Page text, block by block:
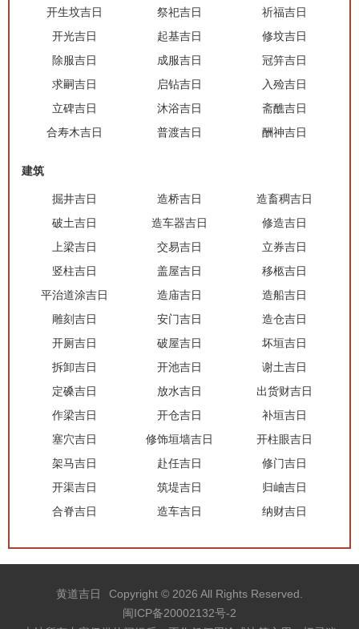
开生坟吉日
祭祀吉日
祈福吉日
开光吉日
起基吉日
修坟吉日
除服吉日
成服吉日
冠笄吉日
求嗣吉日
启钻吉日
入殓吉日
立碑吉日
沐浴吉日
斋醮吉日
合寿木吉日
普渡吉日 酬神吉日
建筑
掘井吉日 造桥吉日
造畜稠吉日
破土吉日
造车器吉日
修造吉日
上梁吉日
交易吉日
立券吉日
竖柱吉日
盖屋吉日
移柩吉日
平治道涂吉日
造庙吉日
造船吉日
雕刻吉日
安门吉日
造仓吉日
开厕吉日
破屋吉日
坏垣吉日
拆卸吉日
开池吉日
谢土吉日
定磉吉日
放水吉日
出货财吉日
作梁吉日
开仓吉日
补垣吉日
塞穴吉日
修饰垣墙吉日
开柱眼吉日
架马吉日
赴任吉日
修门吉日
开渠吉日
筑堤吉日
归岫吉日
合脊吉日
造车吉日 纳财吉日
黄道吉日
Copyright © 2026 All Rights Reserved.
闽ICP备20002132号-2